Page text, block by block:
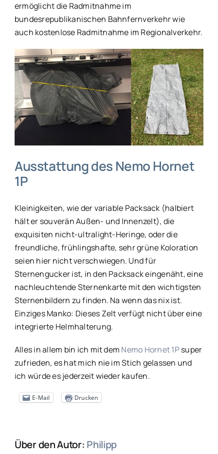
ermöglicht die Radmitnahme im
bundesrepublikanischen Bahnfernverkehr wie
auch kostenlose Radmitnahme im Regionalverkehr.
Ausstattung des Nemo Hornet
1P
Kleinigkeiten, wie der variable Packsack (halbiert
hält er souverän Außen- und Innenzelt), die
exquisiten nicht-ultralight-Heringe, oder die
freundliche, frühlingshafte, sehr grüne Koloration
seien hier nicht verschwiegen. Und für
Sternengucker ist, in den Packsack eingenäht, eine
nachleuchtende Sternenkarte mit den wichtigsten
Sternenbildern zu finden. Na wenn das nix ist.
Einziges Manko: Dieses Zelt verfügt nicht über eine
integrierte Helmhalterung.
Alles in allem bin ich mit dem Nemo Hornet 1P super
zufrieden, es hat mich nie im Stich gelassen und
ich würde es jederzeit wieder kaufen.
E-Mail Drucken
Über den Autor: Philipp